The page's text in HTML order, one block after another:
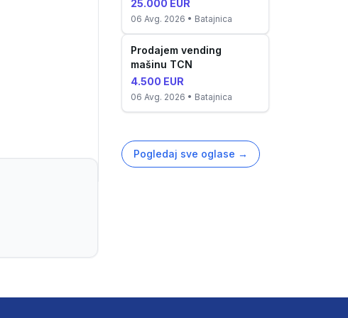
25.000 EUR
06 Avg. 2026 • Batajnica
Prodajem vending
mašinu TCN
4.500 EUR
06 Avg. 2026 • Batajnica
Pogledaj sve oglase →